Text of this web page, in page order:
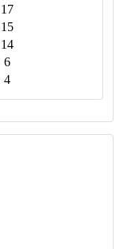
17
15
14
6
4